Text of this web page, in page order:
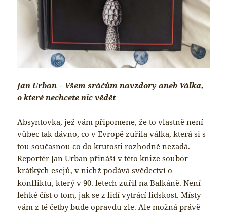
Jan Urban – Všem sráčům navzdory aneb Válka,
o které nechcete nic vědět
Absyntovka, jež vám připomene, že to vlastně není
vůbec tak dávno, co v Evropě zuřila válka, která si s
tou současnou co do krutosti rozhodně nezadá.
Reportér Jan Urban přináší v této knize soubor
krátkých esejů, v nich´ž podává svědectví o
konfliktu, který v 90. letech zuřil na Balkáně. Není
lehké číst o tom, jak se z lidí vytrácí lidskost. Místy
vám z té četby bude opravdu zle. Ale možná právě